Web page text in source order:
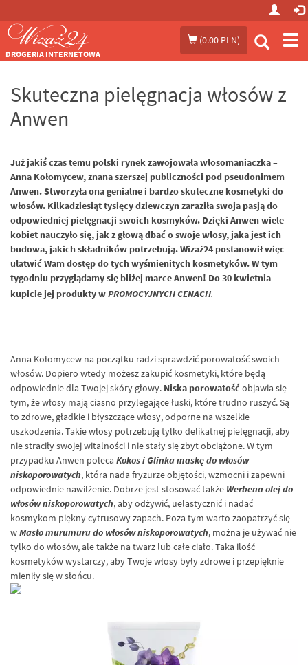
(0.00 PLN)
DROGERIA INTERNETOWA
Skuteczna pielęgnacja włosów z
Anwen
Już jakiś czas temu polski rynek zawojowała włosomaniaczka –
Anna Kołomycew, znana szerszej publiczności pod pseudonimem
Anwen. Stworzyła ona genialne i bardzo skuteczne kosmetyki do
włosów. Kilkadziesiąt tysięcy dziewczyn zaraziła swoja pasją do
odpowiedniej pielęgnacji swoich kosmyków. Dzięki Anwen wiele
kobiet nauczyło się, jak z głową dbać o swoje włosy, jaka jest ich
budowa, jakich składników potrzebują. Wizaż24 postanowił więc
ułatwić Wam dostęp do tych wyśmienitych kosmetyków. W tym
tygodniu przyglądamy się bliżej marce Anwen! Do 30 kwietnia
kupicie jej produkty wPROMOCYJNYCHCENACH.
Anna Kołomycew na początku radzi sprawdzić porowatość swoich
włosów. Dopiero wtedy możesz zakupić kosmetyki, które będą
odpowiednie dla Twojej skóry głowy. Niska porowatośćobjawia się
tym, że włosy mają ciasno przylegające łuski, które trudno ruszyć. Są
to zdrowe, gładkie i błyszczące włosy, odporne na wszelkie
uszkodzenia. Takie włosy potrzebują tylko delikatnej pielęgnacji, aby
nie straciły swojej witalności i nie stały się zbyt obciążone. W tym
przypadku Anwen poleca Kokos i Glinka maskę do włosów
niskoporowatych, która nada fryzurze objętości, wzmocni i zapewni
odpowiednie nawilżenie. Dobrze jest stosować także Werbena olej do
włosów niskoporowatych, aby odżywić, uelastycznić i nadać
kosmykom piękny cytrusowy zapach. Poza tym warto zaopatrzyć się
wMasło murumuru do włosów niskoporowatych, można je używać nie
tylko do włosów, ale także na twarz lub całe ciało. Taka ilość
kosmetyków wystarczy, aby Twoje włosy były zdrowe i przepięknie
mieniły się w słońcu.